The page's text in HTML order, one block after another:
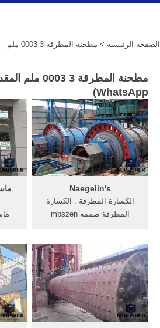
الصفحة الرئيسية > مطحنة المطرقة 3 0003 ملم
مطحنة المطرقة 3 0003 ملم المقدمة(
WhatsApp
)
Naegelin's
الكسارة المطرقة . الكسارة
المطرقة صممه mbszen
سلسلة hcs . كسارة مخروطية
سلسلة hcs مع نظام
الهيدروليكية يحركها هو نوع.
كسارة مخروطية متنقلة